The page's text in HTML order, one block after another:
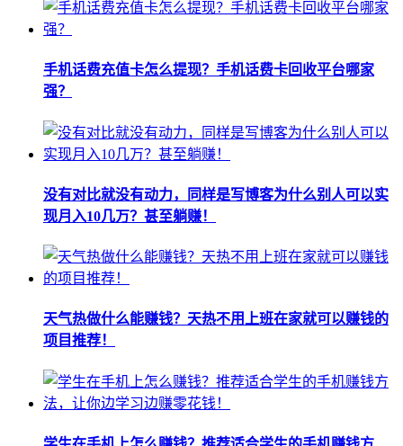
手机话费充值卡怎么提现？手机话费卡回收平台哪家
强？
没有对比就没有动力，同样是写博客为什么别人可以实
现月入10几万？甚至躺赚！
天气热做什么能赚钱？天热不用上班在家就可以赚钱的
项目推荐！